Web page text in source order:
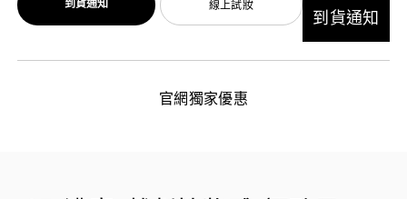
到貨通知
線上試妝
到貨通知
官網獨家優惠